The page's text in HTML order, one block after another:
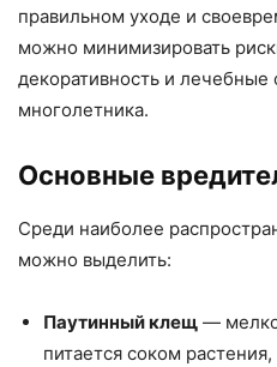
правильном уходе и
можно минимизировать
декоративность и лечебные
многолетника.
Основные
Среди наиболее
можно выделить:
Паутинный клещ —
питается соком